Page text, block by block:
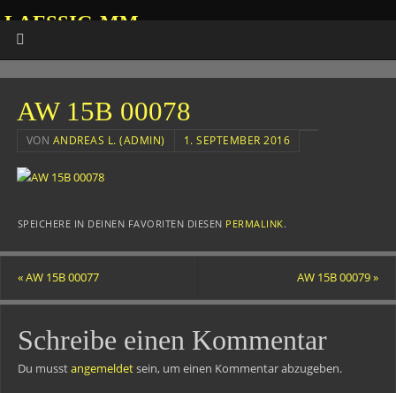
LAESSIG-MM
AW 15B 00078
VON ANDREAS L. (ADMIN) 1. SEPTEMBER 2016
SPEICHERE IN DEINEN FAVORITEN DIESEN PERMALINK.
«AW 15B 00077 AW 15B 00079»
Schreibe einen Kommentar
Du musstangemeldetsein, um einen Kommentar abzugeben.